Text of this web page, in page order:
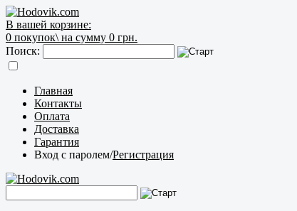
В вашей корзине:
0 покупок\ на сумму 0 грн.
Поиск:
Главная
Контакты
Оплата
Доставка
Гарантия
Вход с паролем/Регистрация